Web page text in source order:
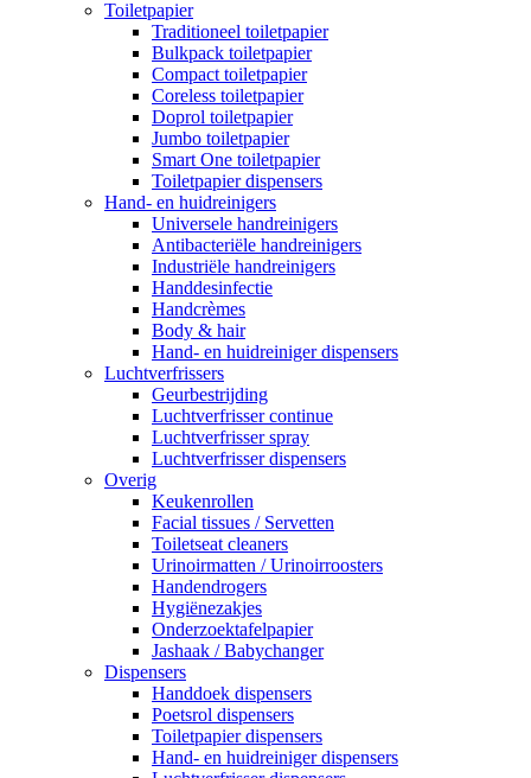
Toiletpapier
Traditioneel toiletpapier
Bulkpack toiletpapier
Compact toiletpapier
Coreless toiletpapier
Doprol toiletpapier
Jumbo toiletpapier
Smart One toiletpapier
Toiletpapier dispensers
Hand- en huidreinigers
Universele handreinigers
Antibacteriële handreinigers
Industriële handreinigers
Handdesinfectie
Handcrèmes
Body & hair
Hand- en huidreiniger dispensers
Luchtverfrissers
Geurbestrijding
Luchtverfrisser continue
Luchtverfrisser spray
Luchtverfrisser dispensers
Overig
Keukenrollen
Facial tissues / Servetten
Toiletseat cleaners
Urinoirmatten / Urinoirroosters
Handendrogers
Hygiënezakjes
Onderzoektafelpapier
Jashaak / Babychanger
Dispensers
Handdoek dispensers
Poetsrol dispensers
Toiletpapier dispensers
Hand- en huidreiniger dispensers